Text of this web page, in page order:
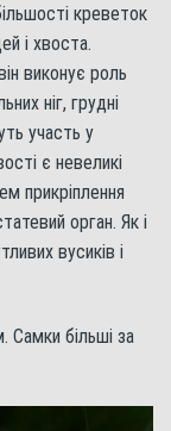
креветок
і хвоста.
виконує роль
ніг, грудні
участь у
є невеликі
прикріплення
орган. Як і
вусиків і
Самки більші за